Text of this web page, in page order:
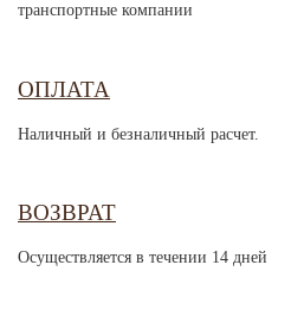
транспортные компании
ОПЛАТА
Наличный и безналичный расчет.
ВОЗВРАТ
Осуществляется в течении 14 дней